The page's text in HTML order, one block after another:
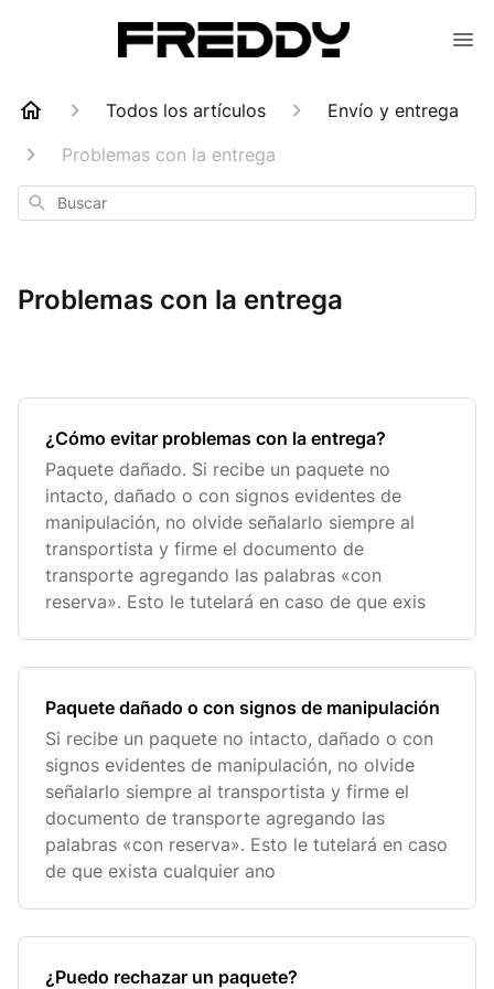
Todos los artículos
Envío y entrega
Problemas con la entrega
Buscar
Problemas con la entrega
¿Cómo evitar problemas con la entrega?
Paquete dañado. Si recibe un paquete no
intacto, dañado o con signos evidentes de
manipulación, no olvide señalarlo siempre al
transportista y firme el documento de
transporte agregando las palabras «con
reserva». Esto le tutelará en caso de que exis
Paquete dañado o con signos de manipulación
Si recibe un paquete no intacto, dañado o con
signos evidentes de manipulación, no olvide
señalarlo siempre al transportista y firme el
documento de transporte agregando las
palabras «con reserva». Esto le tutelará en caso
de que exista cualquier ano
¿Puedo rechazar un paquete?